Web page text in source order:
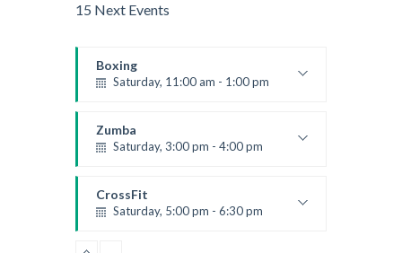
15 Next Events
Boxing
Saturday, 11:00 am - 1:00 pm
Robert Bandana
Zumba
Saturday, 3:00 pm - 4:00 pm
Emma Brown
CrossFit
Saturday, 5:00 pm - 6:30 pm